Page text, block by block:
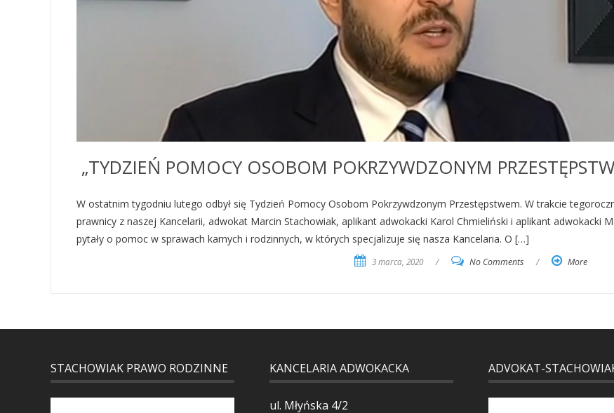
„TYDZIEŃ POMOCY OSOBOM POKRZYWDZONYM
W ostatnim tygodniu lutego odbył się Tydzień Pomocy Osobom Pokrzywdzonym Przestępstwem. W trakcie
prawnicy z naszej Kancelarii, adwokat Marcin Stachowiak, aplikant adwokacki Karol Chmieliński i aplikant adwokacki
pytały o pomoc w sprawach karnych i rodzinnych, w których specjalizuje się nasza Kancelaria. O […]
3 marca, 2020 / No Comments / More
STACHOWIAK PRAWO RODZINNE KANCELARIA ADWOKACKA
ul. Młyńska 4/2
ADVOKAT-